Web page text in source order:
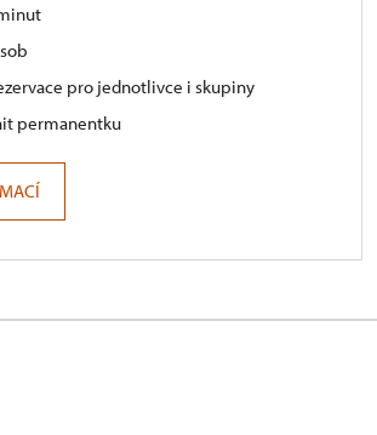
pro jednotlivce i skupiny
permanentku